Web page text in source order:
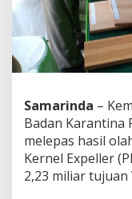
Samarinda –
Badan Karantina
melepas hasil
Kernel Expeller
2,23 miliar tujuan